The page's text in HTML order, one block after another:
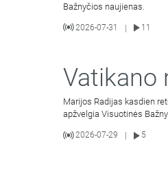
Bažnyčios naujienas.
2026-07-31 | 11
Vatikano
Marijos Radijas kasdien
apžvelgia Visuotinės
2026-07-29 5